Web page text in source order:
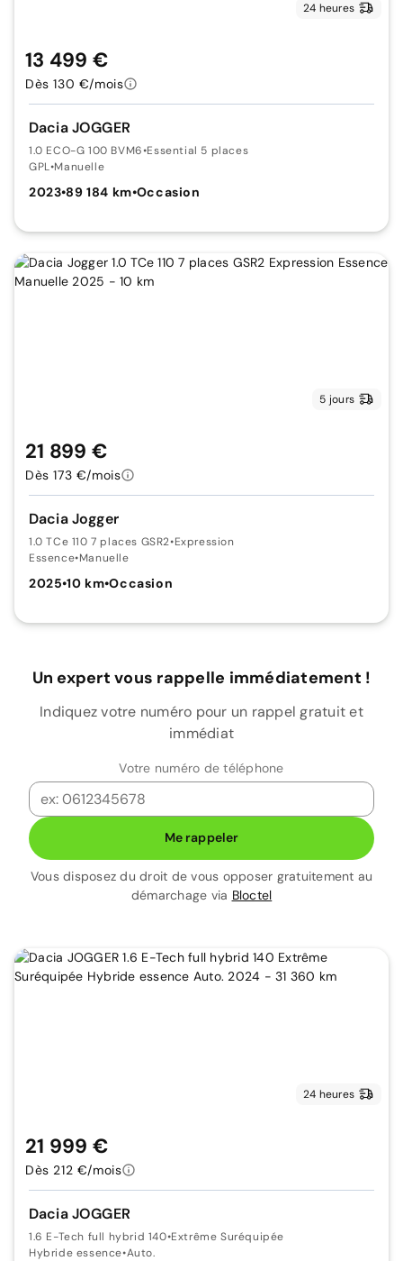
24 heures
Dacia JOGGER
1.0 ECO-G 100 BVM6•Essential 5 places
GPL•Manuelle
2023•89 184 km•Occasion
13 499 €
Dès 130 €/mois
5 jours
Dacia Jogger
1.0 TCe 110 7 places GSR2•Expression
Essence•Manuelle
2025•10 km•Occasion
21 899 €
Dès 173 €/mois
Un expert vous rappelle immédiatement !
Indiquez votre numéro pour un rappel gratuit et
immédiat
Votre numéro de téléphone
Me rappeler
Vous disposez du droit de vous opposer gratuitement au
démarchage via Bloctel
24 heures
Dacia JOGGER
1.6 E-Tech full hybrid 140•Extrême Suréquipée
Hybride essence•Auto.
21 999 €
Dès 212 €/mois